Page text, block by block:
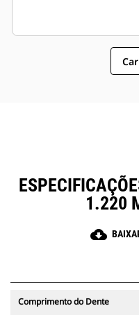
1.220
cloud_download
Comprimento do Dente